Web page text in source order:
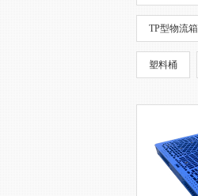
TP型物流箱
塑料桶